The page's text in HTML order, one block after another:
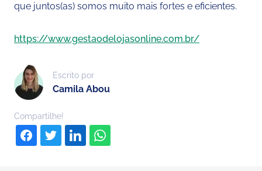
que juntos(as) somos muito mais fortes e eficientes.
https://www.gestaodelojasonline.com.br/
Escrito por
Camila Abou
Compartilhe!